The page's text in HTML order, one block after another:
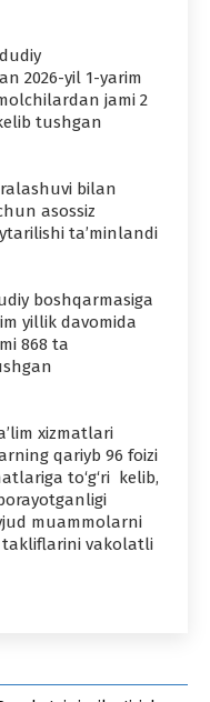
2026-yil 1-yarim
jami 2
tushgan
bilan
asossiz
ta’minlandi
boshqarmasiga
yillik davomida
868 ta
xizmatlari
qariyb 96 foizi
to‘g‘ri kelib,
muammolarni
takliflarini vakolatli